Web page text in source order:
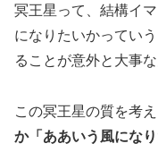
冥王星って、結構イ
になりたいかってい
ることが意外と大事な
この冥王星の質を考え
か「ああいう風にな